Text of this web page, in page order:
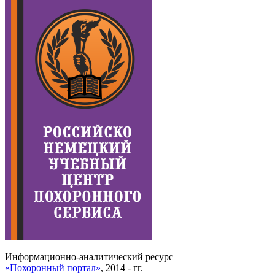
Информационно-аналитический ресурс
«Похоронный портал», 2014 - гг.